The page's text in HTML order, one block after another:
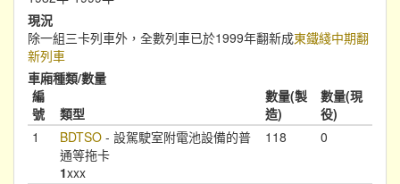
現況
除一組三卡列車外，全數列車已於1999年翻新成東鐵綫中期翻
新列車
車廂種類/數量
編
號
類型
數量(製
造)
數量(現
役)
1
BDTSO - 設駕駛室附電池設備的普
通等拖卡
1xxx
118 0